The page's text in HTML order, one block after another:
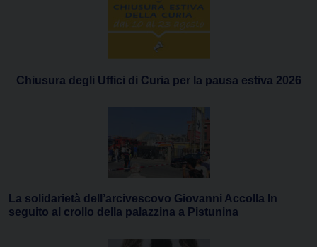
Chiusura degli Uffici di Curia per la pausa estiva 2026
La solidarietà dell’arcivescovo Giovanni Accolla In
seguito al crollo della palazzina a Pistunina